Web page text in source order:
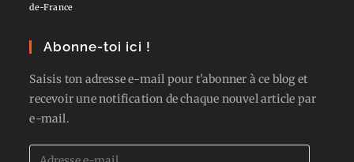
de-France
Abonne-toi ici !
Saisis ton adresse e-mail pour t'abonner à ce blog et
recevoir une notification de chaque nouvel article par
e-mail.
Adresse